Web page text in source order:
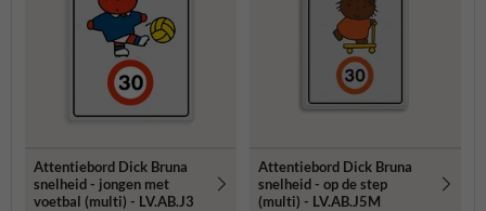
Attentiebord Dick Bruna
snelheid - jongen met
voetbal (multi) - LV.AB.J3
Attentiebord Dick Bruna
snelheid - op de step
(multi) - LV.AB.J5M